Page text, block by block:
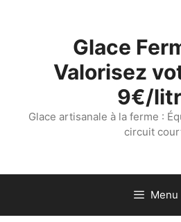
Glace
Valorisez
9€/
Glace artisanale à la ferme :
circuit
Menu